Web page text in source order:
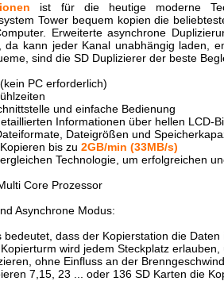
ist für die heutige moderne
Tower bequem kopien die
Erweiterte asynchrone
da kann jeder Kanal unabhängig laden,
sind die SD Duplizierer der beste
PC erforderlich)
und einfache Bedienung
Informationen über hellen LCD-
Dateigrößen und
bis zu 2GB/min (33MB/s)
Technologie, um erfolgreichen
Core Prozessor
Asynchrone Modus:
bedeutet, dass der Kopierstation die
wird jedem Steckplatz
ohne Einfluss an der
7,15, 23 ... oder 136 SD Karten die